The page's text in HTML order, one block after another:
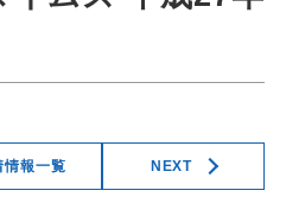
NEXT
情報一覧